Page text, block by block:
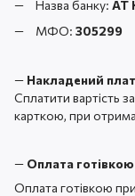
Назва банку: АТ
МФО: 305299
— Накладений
Сплатити вартість
карткою, при
— Оплата готівкою
Оплата готівкою